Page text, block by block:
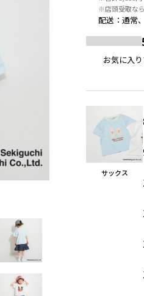
※店頭受取なら
配送 ：通常
お気に入
サックス